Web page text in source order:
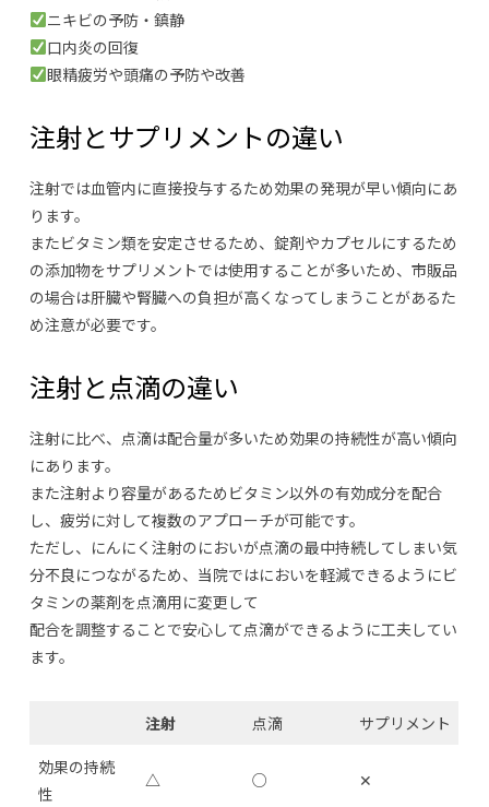
ニキビの予防・鎮静
口内炎の回復
眼精疲労や頭痛の予防や改善
注射とサプリメントの違い
注射では血管内に直接投与するため効果の発現が早い傾向にあ
ります。
またビタミン類を安定させるため、錠剤やカプセルにするため
の添加物をサプリメントでは使用することが多いため、市販品
の場合は肝臓や腎臓への負担が高くなってしまうことがあるた
め注意が必要です。
注射と点滴の違い
注射に比べ、点滴は配合量が多いため効果の持続性が高い傾向
にあります。
また注射より容量があるためビタミン以外の有効成分を配合
し、疲労に対して複数のアプローチが可能です。
ただし、にんにく注射のにおいが点滴の最中持続してしまい気
分不良につながるため、当院ではにおいを軽減できるようにビ
タミンの薬剤を点滴用に変更して
配合を調整することで安心して点滴ができるように工夫してい
ます。
注射 点滴
サプリメント
効果の持続
性
△ ○ ✕